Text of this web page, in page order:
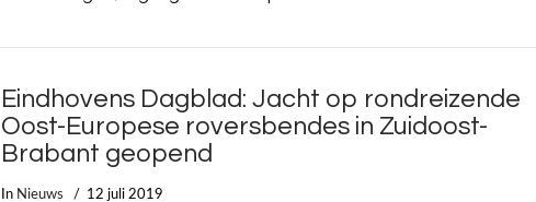
Eindhovens Dagblad: Jacht op rondreizende
Oost-Europese roversbendes in Zuidoost-
Brabant geopend
In Nieuws 12 juli 2019